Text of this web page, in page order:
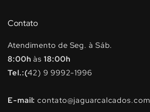
Contato
Atendimento de Seg. à Sáb.
8:00h às18:00h
Tel.:(42) 9 9992-1996
E-mail:contato@jaguarcalcados.com